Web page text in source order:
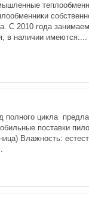
С 2010 года
в наличии имеются:...
цикла
поставки
Влажность: